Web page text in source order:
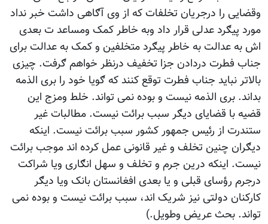
وقضایی را درجریان تخلفات که از وی آګاهی داشت خبر نداد
مورد پیګرد عدلی قرار داد وبه خاطر کمک ومساعد ت بعدی
اش به عدالت به خاطر پیګرد متخلفین و کمک به عدالت برای
جناب فطرت دردادن جزا تخفیف درنظر خواهم ګرفت. چیزی
بالاتر نباید جناب فطرت توقع کنند که ګویا خود را بری الذمه
بداند. بری الذمه نیست و بوده نمی تواند. خلط ومزج این
قضیه با قضایای دیګر سبب برائت نیست. مطالبات غیر
ستندرت از رئیس جمهور کشور سبب برائت نیست. اینکه
دیګران چنین تخلف و غیر قانونی عمل کرده اند موجب برائت
نیست. اینکه درین جرم و تخلف و سهل انګاری ویا شراکت
درجرم رؤسای قبلی و یا بعدی افغانستان بانک ویا دیګر
کارکنان دولتی نیز شریک اند، سبب برائت نیست و بوده نمی
تواند. بحث عریض وطویل.)